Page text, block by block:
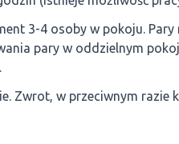
3-4 osoby w pokoju.
pary w oddzielnym
Zwrot, w przeciwnym razie